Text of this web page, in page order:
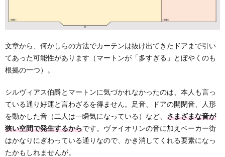
文章から、何かしらの方法でカーテンは抜け出てきたドアまで引い
てあった可能性があります（マートンが「多すぎる」とぼやくのも
根拠の一つ）。
シルヴィアス伯爵とマートンに気づかれなかったのは、本人も言っ
ている通り好運と言わざるを得ません。足音、ドアの開閉音、人形
を動かした音（二人は一瞬気になっている）など、 さまざまな音が
狭い空間で発生するからです。ヴァイオリンの音に加えベーカー街
はかなりにぎわっている通りなので、かき消してくれる要素になっ
たかもしれませんが。